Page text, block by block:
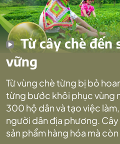
Từ cây chè đến
vững
Từ vùng chè từng bị bỏ
từng bước khôi phục vùng
300 hộ dân và tạo việc
người dân địa phương.
sản phẩm hàng hóa mà